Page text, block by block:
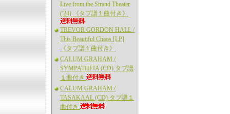
Live from the Strand Theater
('24) 《タブ譜１曲付き》
TREVOR GORDON HALL /
This Beautiful Chaos [LP]
《タブ譜１曲付き》
CALUM GRAHAM /
SYMPATHEIA (CD) タブ譜
１曲付き
CALUM GRAHAM /
TASAKAAL (CD) タブ譜１
曲付き